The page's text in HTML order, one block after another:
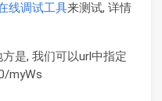
线调试工具来测试, 详情
是, 我们可以url中指定
myWs